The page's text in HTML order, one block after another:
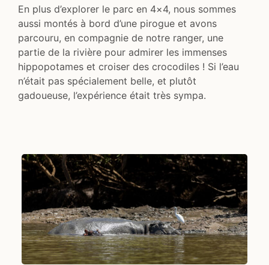
En plus d’explorer le parc en 4×4, nous sommes
aussi montés à bord d’une pirogue et avons
parcouru, en compagnie de notre ranger, une
partie de la rivière pour admirer les immenses
hippopotames et croiser des crocodiles ! Si l’eau
n’était pas spécialement belle, et plutôt
gadoueuse, l’expérience était très sympa.